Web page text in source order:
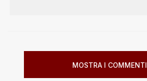
MOSTRA I COMMENTI